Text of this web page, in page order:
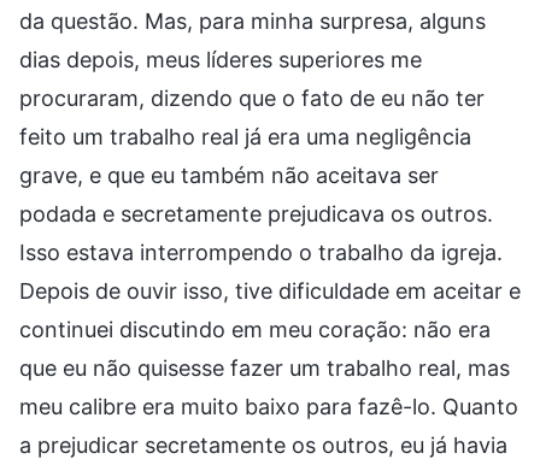
da questão. Mas, para minha surpresa, alguns
dias depois, meus líderes superiores me
procuraram, dizendo que o fato de eu não ter
feito um trabalho real já era uma negligência
grave, e que eu também não aceitava ser
podada e secretamente prejudicava os outros.
Isso estava interrompendo o trabalho da igreja.
Depois de ouvir isso, tive dificuldade em aceitar e
continuei discutindo em meu coração: não era
que eu não quisesse fazer um trabalho real, mas
meu calibre era muito baixo para fazê-lo. Quanto
a prejudicar secretamente os outros, eu já havia